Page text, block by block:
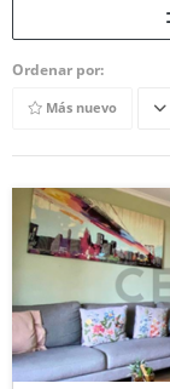
Ordenar por:
Más nuevo